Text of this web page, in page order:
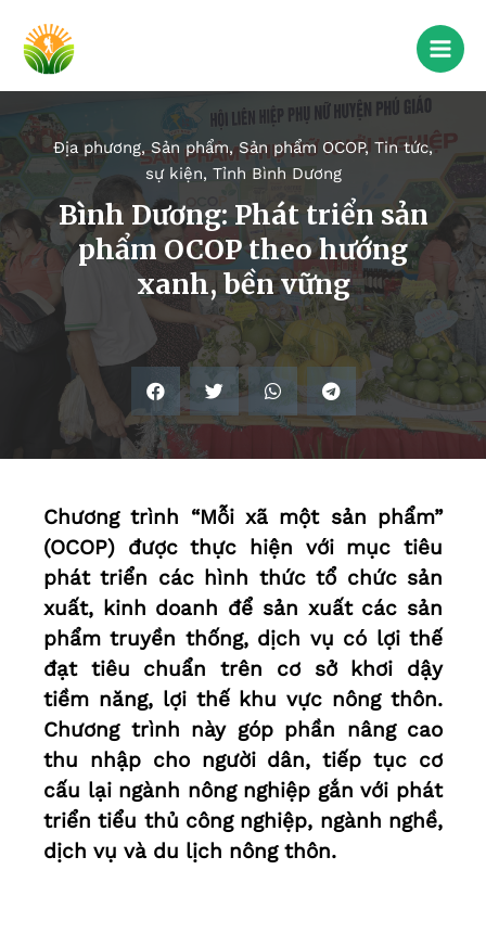
Địa phương, Sản phẩm,Sản phẩm OCOP, Tin tức,
sự kiện, Tỉnh Bình Dương
Bình Dương: Phát triển sản
phẩm OCOP theo hướng
xanh, bền vững
Chương trình “Mỗi xã một sản phẩm”
(OCOP) được thực hiện với mục tiêu
phát triển các hình thức tổ chức sản
xuất, kinh doanh để sản xuất các sản
phẩm truyền thống, dịch vụ có lợi thế
đạt tiêu chuẩn trên cơ sở khơi dậy
tiềm năng, lợi thế khu vực nông thôn.
Chương trình này góp phần nâng cao
thu nhập cho người dân, tiếp tục cơ
cấu lại ngành nông nghiệp gắn với phát
triển tiểu thủ công nghiệp, ngành nghề,
dịch vụ và du lịch nông thôn.